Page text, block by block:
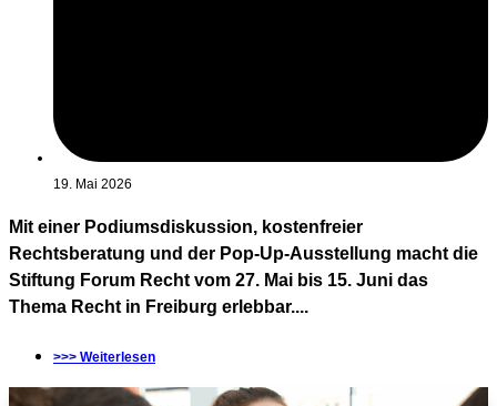
19. Mai 2026
Mit einer Podiumsdiskussion, kostenfreier
Rechtsberatung und der Pop-Up-Ausstellung macht die
Stiftung Forum Recht vom 27. Mai bis 15. Juni das
Thema Recht in Freiburg erlebbar....
>>> Weiterlesen